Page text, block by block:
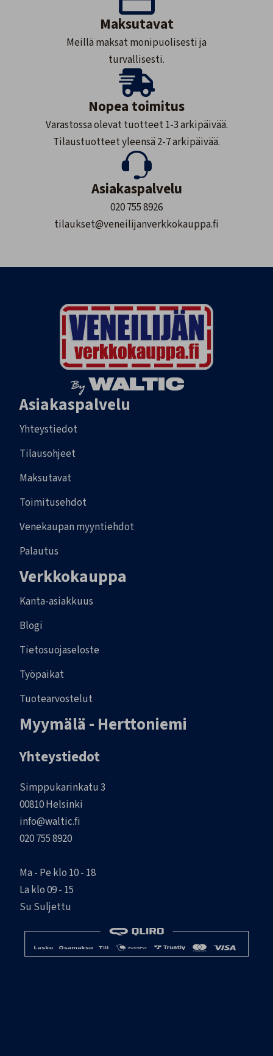
Maksutavat
Meillä maksat monipuolisesti ja
turvallisesti.
Nopea toimitus
Varastossa olevat tuotteet 1-3 arkipäivää.
Tilaustuotteet yleensä 2-7 arkipäivää.
Asiakaspalvelu
020 755 8926
tilaukset@veneilijanverkkokauppa.fi
Asiakaspalvelu
Yhteystiedot
Tilausohjeet
Maksutavat
Toimitusehdot
Venekaupan myyntiehdot
Palautus
Verkkokauppa
Kanta-asiakkuus
Blogi
Tietosuojaseloste
Työpaikat
Tuotearvostelut
Myymälä - Herttoniemi
Yhteystiedot
Simppukarinkatu 3
00810 Helsinki
info@waltic.fi
020 755 8920
Ma - Pe klo 10 - 18
La klo 09 - 15
Su Suljettu